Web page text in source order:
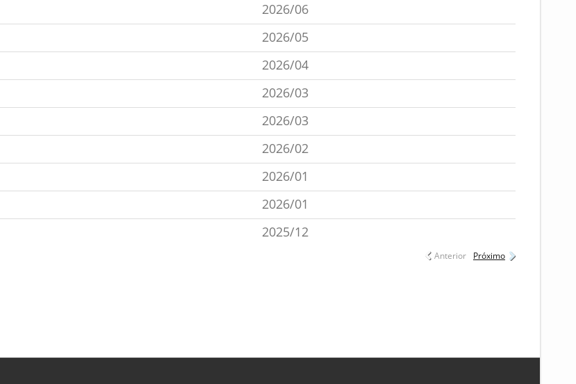
2026/06
2026/05
2026/04
2026/03
2026/03
2026/02
2026/01
2026/01
2025/12
Anterior Próximo